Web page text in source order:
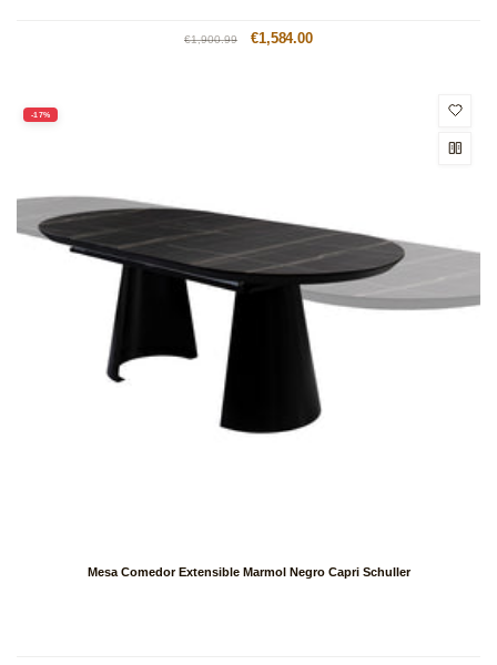
Precio
€1,900.99
Precio
€1,584.00
-17%
Mesa Comedor Extensible Marmol Negro Capri Schuller